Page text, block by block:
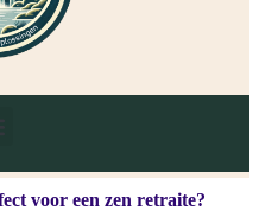
voor een zen retraite?